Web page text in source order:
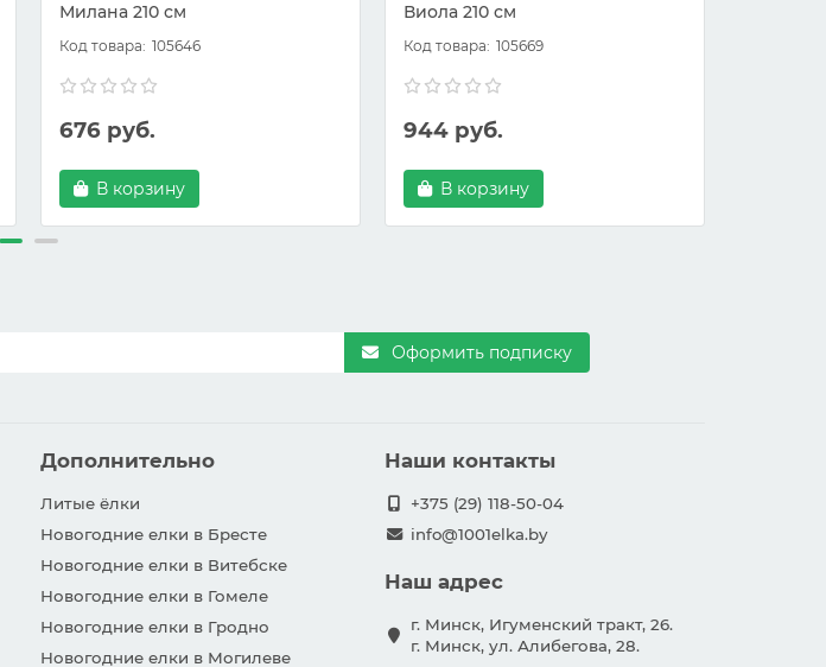
Милана 210 см
105646
676 руб.
В корзину
Виола 210 см
105669
944 руб.
В корзину
Оформить подписку
Дополнительно
Литые ёлки
Новогодние елки в Бресте
Новогодние елки в Витебске
Новогодние елки в Гомеле
Новогодние елки в Гродно
Новогодние елки в Могилеве
Наши контакты
+375 (29) 118-50-04
info@1001elka.by
Наш адрес
г. Минск, Игуменский тракт, 26.
г. Минск, ул. Алибегова, 28.